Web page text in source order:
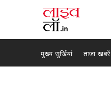
मुख्य सुर्खियां ताजा खबरें